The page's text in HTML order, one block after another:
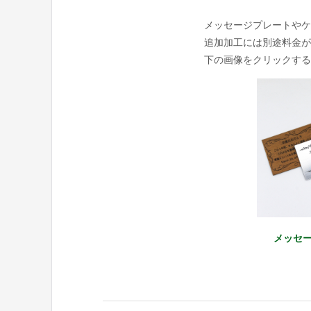
メッセージプレートや
追加加工には別途料金
下の画像をクリックす
メッセ